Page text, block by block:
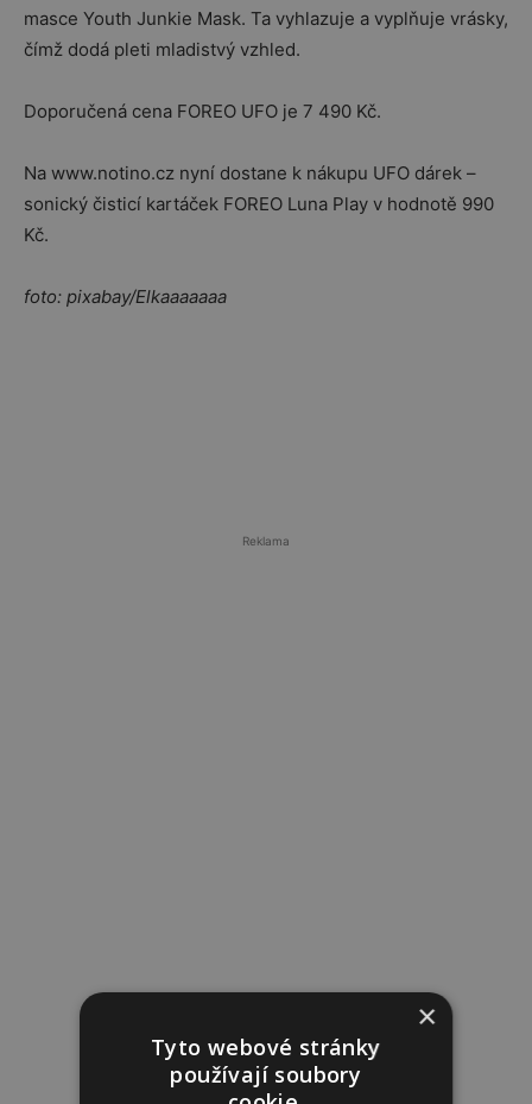
masce Youth Junkie Mask. Ta vyhlazuje a vyplňuje vrásky,
čímž dodá pleti mladistvý vzhled.
Doporučená cena FOREO UFO je 7 490 Kč.
Na www.notino.cz nyní dostane k nákupu UFO dárek –
sonický čisticí kartáček FOREO Luna Play v hodnotě 990
Kč.
foto: pixabay/Elkaaaaaaa
Reklama
×
Tyto webové stránky
používají soubory